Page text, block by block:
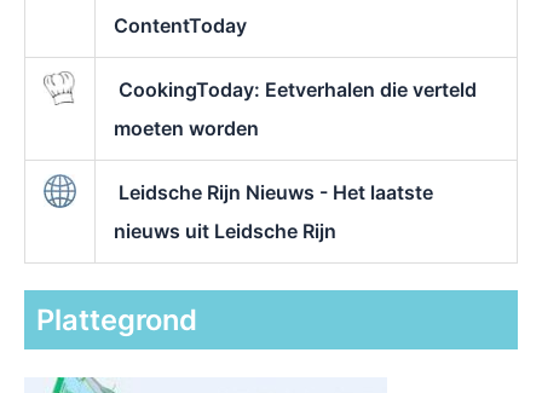
ContentToday
CookingToday: Eetverhalen die verteld
moeten worden
Leidsche Rijn Nieuws - Het laatste
nieuws uit Leidsche Rijn
Plattegrond